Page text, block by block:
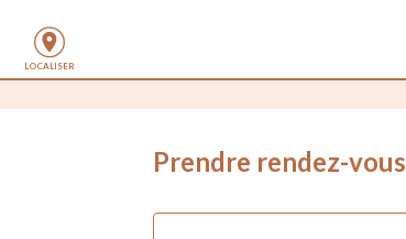
LOCALISER
Prendre rendez-vous